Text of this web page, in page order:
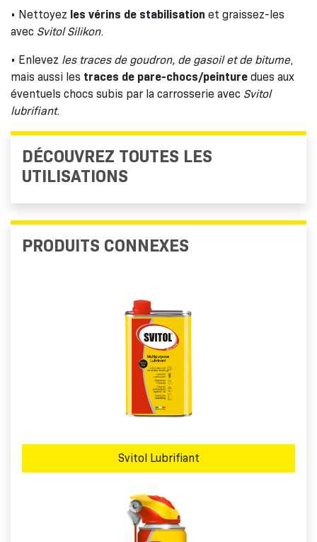
• Nettoyez les vérins de stabilisation et graissez-les
avec Svitol Silikon.
• Enlevez les traces de goudron, de gasoil et de bitume,
mais aussi les traces de pare-chocs/peinture dues aux
éventuels chocs subis par la carrosserie avec Svitol
lubrifiant.
DÉCOUVREZ TOUTES LES
UTILISATIONS
PRODUITS CONNEXES
Svitol Lubrifiant